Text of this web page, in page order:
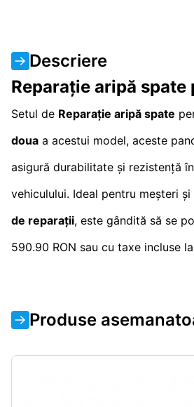
Descriere
Reparație aripă
Setul de Reparație aripă spate
doua a acestui model, aceste
asigură durabilitate și rezistență
vehiculului. Ideal pentru meșteri
de reparații, este gândită să se
590.90 RON sau cu taxe incluse
Produse